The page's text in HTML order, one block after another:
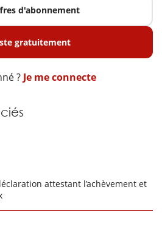
d'abonnement
gratuitement
? Je me connecte
attestant l’achèvement et